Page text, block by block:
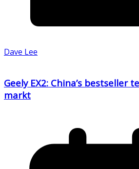
Dave Lee
Geely EX2: China’s bestseller
markt